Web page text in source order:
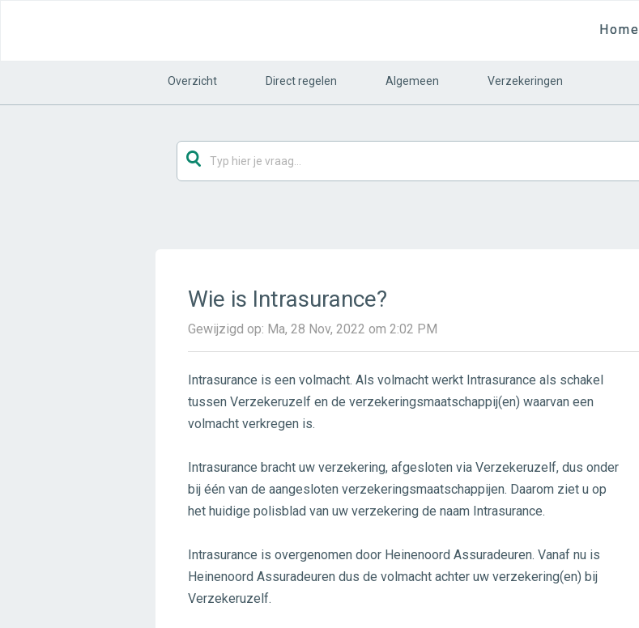
Home
Overzicht Direct regelen Algemeen Verzekeringen
Wie is Intrasurance?
Gewijzigd op: Ma, 28 Nov, 2022 om 2:02 PM
Intrasurance is een volmacht. Als volmacht werkt Intrasurance als schakel
tussen Verzekeruzelf en de verzekeringsmaatschappij(en) waarvan een
volmacht verkregen is.
Intrasurance bracht uw verzekering, afgesloten via Verzekeruzelf, dus onder
bij één van de aangesloten verzekeringsmaatschappijen. Daarom ziet u op
het huidige polisblad van uw verzekering de naam Intrasurance.
Intrasurance is overgenomen door Heinenoord Assuradeuren. Vanaf nu is
Heinenoord Assuradeuren dus de volmacht achter uw verzekering(en) bij
Verzekeruzelf.